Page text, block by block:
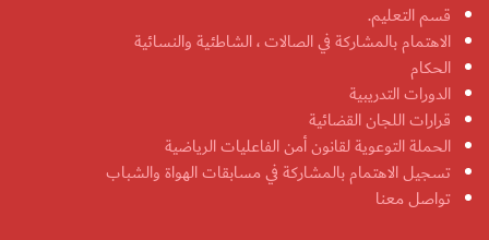
قسم التعليم.
الاهتمام بالمشاركة في الصالات ، الشاطئية والنسائية
الحكام
الدورات التدريبية
قرارات اللجان القضائية
الحملة التوعوية لقانون أمن الفاعليات الرياضية
تسجيل الاهتمام بالمشاركة في مسابقات الهواة والشباب
تواصل معنا